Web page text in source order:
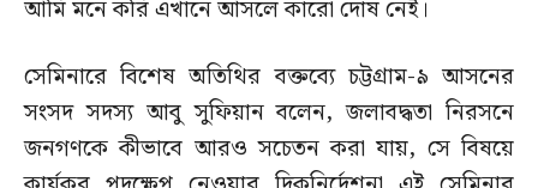
আমি মনে করি এখানে আসলে কারো দোষ নেই।
সেমিনারে বিশেষ অতিথির বক্তব্যে চট্টগ্রাম-৯ আসনের
সংসদ সদস্য আবু সুফিয়ান বলেন, জলাবদ্ধতা নিরসনে
জনগণকে কীভাবে আরও সচেতন করা যায়, সে বিষয়ে